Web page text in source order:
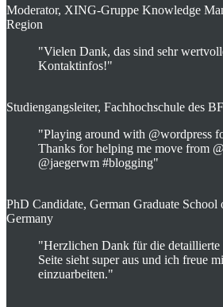
Moderator, XING-Gruppe Knowledge
Region
"Vielen Dank, das sind sehr
Kontaktinfos!"
Studiengangsleiter, Fachhochschule des
"Playing around with @wordpress
Thanks for helping me move from
@jaegerwm #blogging"
PhD Candidate, German Graduate
Germany
"Herzlichen Dank für die
Seite sieht super aus und ich freue
einzuarbeiten."